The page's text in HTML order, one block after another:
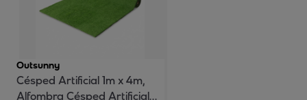
Outsunny
Césped Artificial 1m x 4m,
Alfombra Césped Artificial